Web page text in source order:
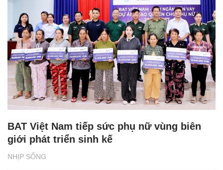
NHỊP SỐNG
BAT Việt Nam tiếp sức phụ nữ vùng biên
giới phát triển sinh kế